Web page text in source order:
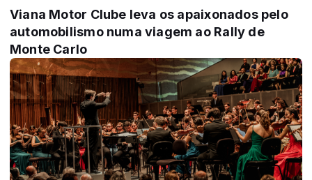
Viana Motor Clube leva os apaixonados pelo
automobilismo numa viagem ao Rally de
Monte Carlo